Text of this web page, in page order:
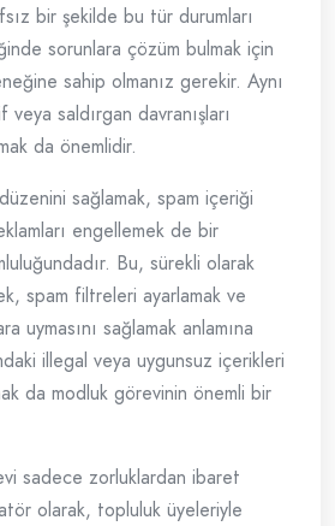
bir şekilde bu tür durumları
sorunlara çözüm bulmak için
sahip olmanız gerekir. Aynı
saldırgan davranışları
da önemlidir.
sağlamak, spam içeriği
engellemek de bir
Bu, sürekli olarak
spam filtreleri ayarlamak ve
uymasını sağlamak anlamına
illegal veya uygunsuz içerikleri
da modluk görevinin önemli bir
sadece zorluklardan ibaret
olarak, topluluk üyeleriyle